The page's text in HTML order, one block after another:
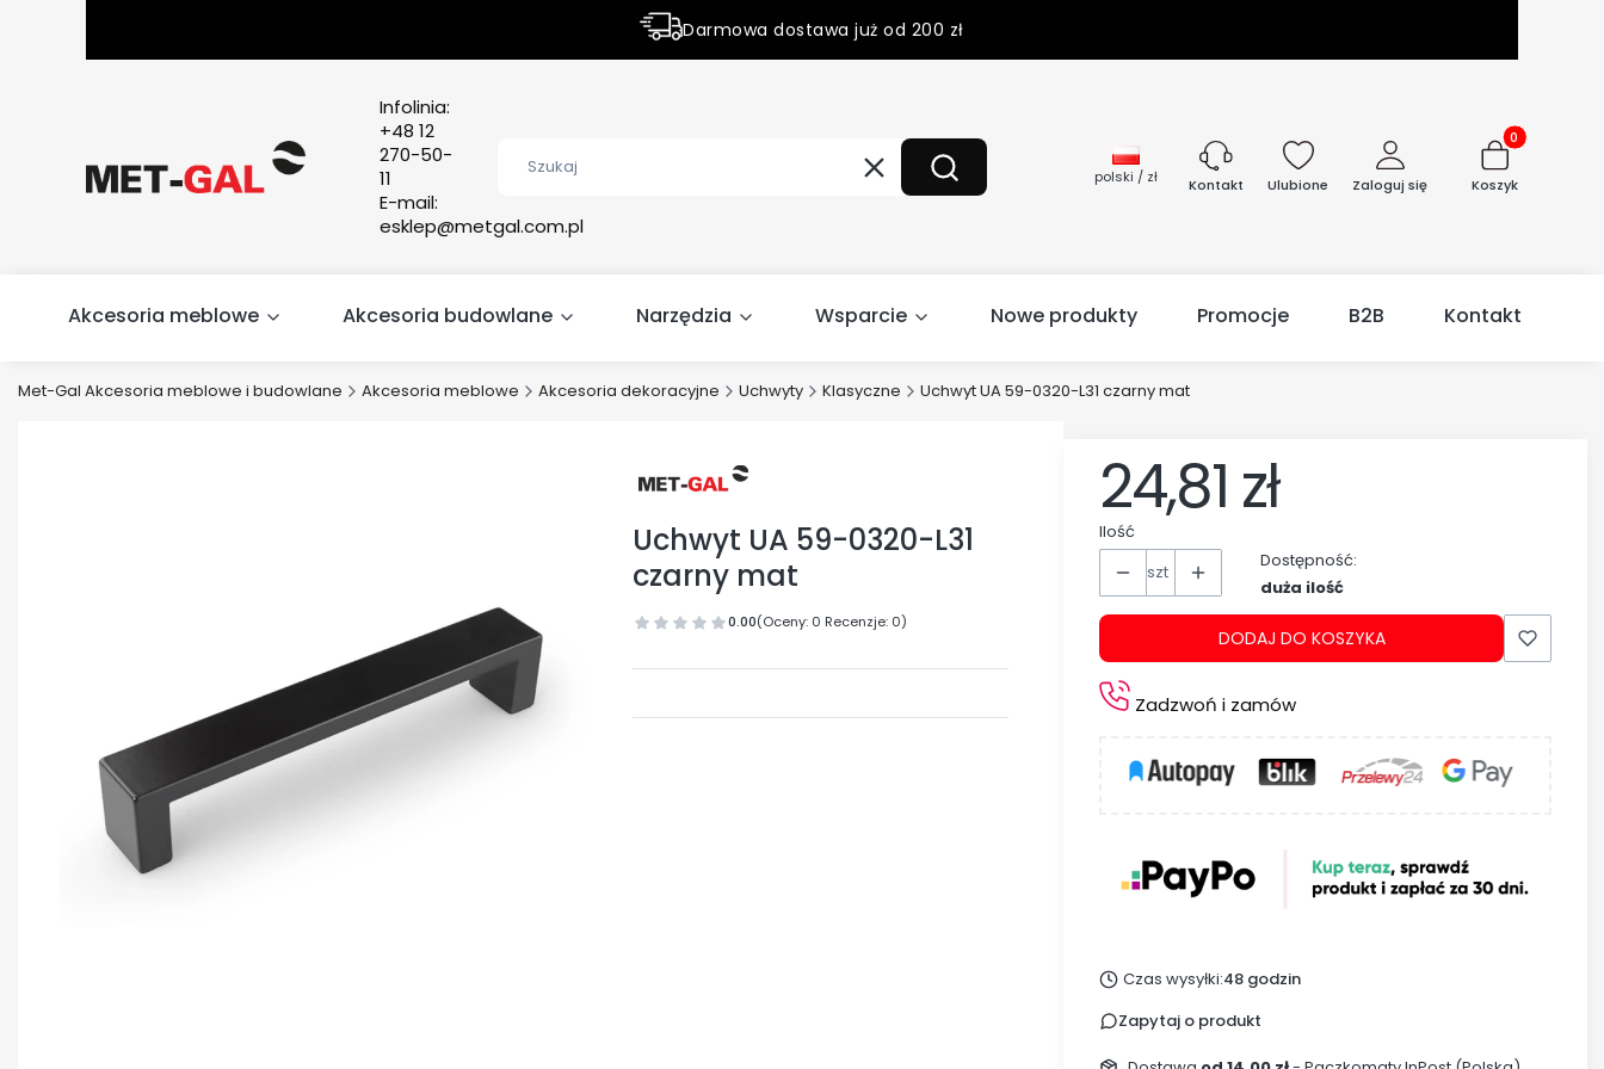
Darmowa dostawa już od 200 zł
Infolinia:
+48 12
270-50-
11
E-mail:
esklep@metgal.com.pl
WyczyśćSzukaj polski / zł Kontakt Ulubione Zaloguj się
Produkty w
Koszyk
Akcesoria meblowe Akcesoria budowlane Narzędzia Wsparcie Nowe produkty Promocje B2B Kontakt
Met-Gal Akcesoria meblowe i budowlane Akcesoria meblowe Akcesoria dekoracyjne Uchwyty Klasyczne Uchwyt UA 59-0320-L31 czarny mat
Uchwyt UA 59-0320-L31
czarny mat
0.00(Oceny: 0 Recenzje: 0)
24,81 zł
Ilość
szt
Dostępność:
duża ilość
DODAJ DO KOSZYKA
Zadzwoń i zamów
Czas wysyłki:48 godzin
Zapytaj o produkt